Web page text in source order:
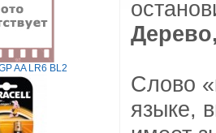
AA LR6 BL2
Слово
языке,